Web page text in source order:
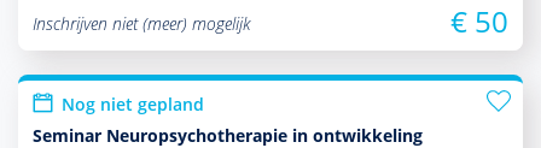
Inschrijven niet (meer) mogelijk € 50
Nog niet gepland
Seminar Neuropsychotherapie in ontwikkeling